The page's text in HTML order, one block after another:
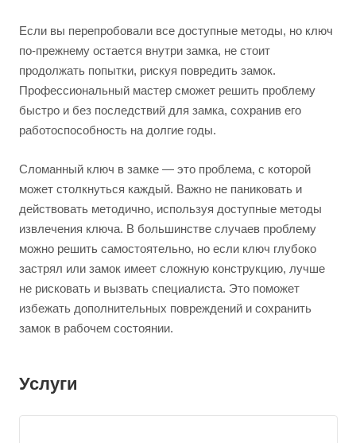
Если вы перепробовали все доступные методы, но ключ
по-прежнему остается внутри замка, не стоит
продолжать попытки, рискуя повредить замок.
Профессиональный мастер сможет решить проблему
быстро и без последствий для замка, сохранив его
работоспособность на долгие годы.
Сломанный ключ в замке — это проблема, с которой
может столкнуться каждый. Важно не паниковать и
действовать методично, используя доступные методы
извлечения ключа. В большинстве случаев проблему
можно решить самостоятельно, но если ключ глубоко
застрял или замок имеет сложную конструкцию, лучше
не рисковать и вызвать специалиста. Это поможет
избежать дополнительных повреждений и сохранить
замок в рабочем состоянии.
Услуги